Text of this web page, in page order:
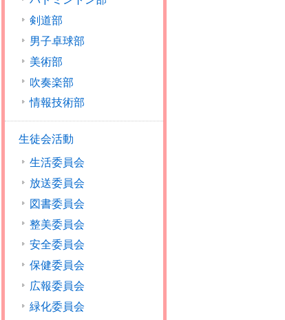
剣道部
男子卓球部
美術部
吹奏楽部
情報技術部
生徒会活動
生活委員会
放送委員会
図書委員会
整美委員会
安全委員会
保健委員会
広報委員会
緑化委員会